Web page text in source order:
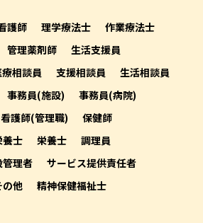
護師 理学療法士
作業療法士
管理薬剤師
生活支援員
療相談員 支援相談員
生活相談員
事務員(施設)
事務員(病院)
看護師(管理職)
保健師
養士 栄養士
調理員
管理者
サービス提供責任者
の他 精神保健福祉士